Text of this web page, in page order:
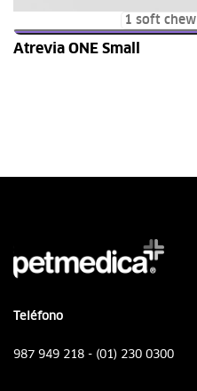
1 soft chew
Atrevia ONE Small
Teléfono
987 949 218 - (01) 230 0300